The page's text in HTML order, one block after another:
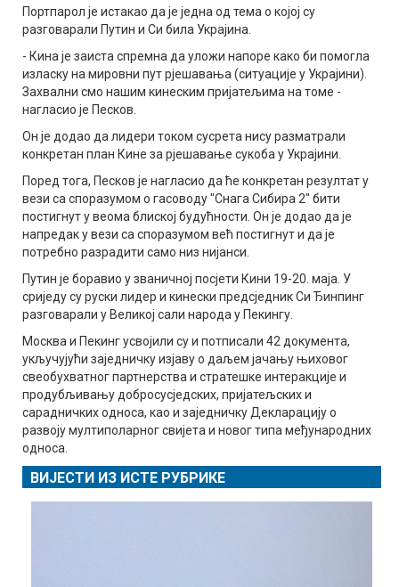
Портпарол је истакао да је једна од тема о којој су
разговарали Путин и Си била Украјина.
- Кина је заиста спремна да уложи напоре како би помогла
изласку на мировни пут рјешавања (ситуације у Украјини).
Захвални смо нашим кинеским пријатељима на томе -
нагласио је Песков.
Он је додао да лидери током сусрета нису разматрали
конкретан план Кине за рјешавање сукоба у Украјини.
Поред тога, Песков је нагласио да ће конкретан резултат у
вези са споразумом о гасоводу "Снага Сибира 2" бити
постигнут у веома блиској будућности. Он је додао да је
напредак у вези са споразумом већ постигнут и да је
потребно разрадити само низ нијанси.
Путин је боравио у званичној посјети Кини 19-20. маја. У
сриједу су руски лидер и кинески предсједник Си Ђинпинг
разговарали у Великој сали народа у Пекингу.
Москва и Пекинг усвојили су и потписали 42 документа,
укључујући заједничку изјаву о даљем јачању њиховог
свеобухватног партнерства и стратешке интеракције и
продубљивању добросусједских, пријатељских и
сарадничких односа, као и заједничку Декларацију о
развоју мултиполарног свијета и новог типа међународних
односа.
ВИЈЕСТИ ИЗ ИСТЕ РУБРИКЕ